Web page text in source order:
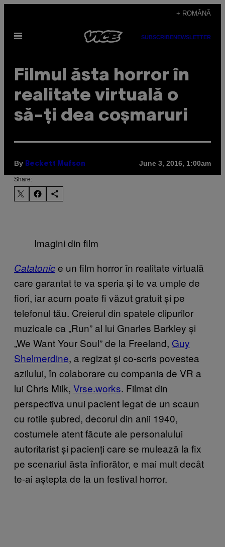
content
+ ROMÂNĂ
Open
SUBSCRIBENEWSLETTER
Filmul ăsta horror în
realitate virtuală o
să-ți dea coșmaruri
By Beckett Mufson June 3, 2016, 1:00am
Share:
Imagini din film
Catatonice un film horror în realitate virtuală
care garantat te va speria și te va umple de
fiori, iar acum poate fi văzut gratuit și pe
telefonul tău. Creierul din spatele clipurilor
muzicale ca „Run” al lui Gnarles Barkley și
„We Want Your Soul” de la Freeland, Guy
Shelmerdine, a regizat și co-scris povestea
azilului, în colaborare cu compania de VR a
lui Chris Milk, Vrse.works. Filmat din
perspectiva unui pacient legat de un scaun
cu rotile șubred, decorul din anii 1940,
costumele atent făcute ale personalului
autoritarist și pacienți care se mulează la fix
pe scenariul ăsta înfiorător, e mai mult decât
te-ai aștepta de la un festival horror.